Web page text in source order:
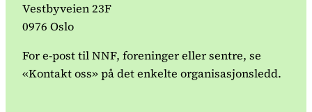
Vestbyveien 23F
0976 Oslo
For e-post til NNF, foreninger eller sentre, se
«Kontakt oss» på det enkelte organisasjonsledd.